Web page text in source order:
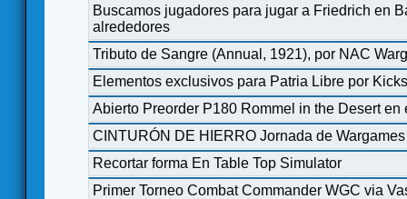
Buscamos jugadores para jugar a Friedrich en
alrededores
Tributo de Sangre (Annual, 1921), por NAC
Elementos exclusivos para Patria Libre por
Abierto Preorder P180 Rommel in the Desert en
CINTURÓN DE HIERRO Jornada de
Recortar forma En Table Top Simulator
Primer Torneo Combat Commander WGC via